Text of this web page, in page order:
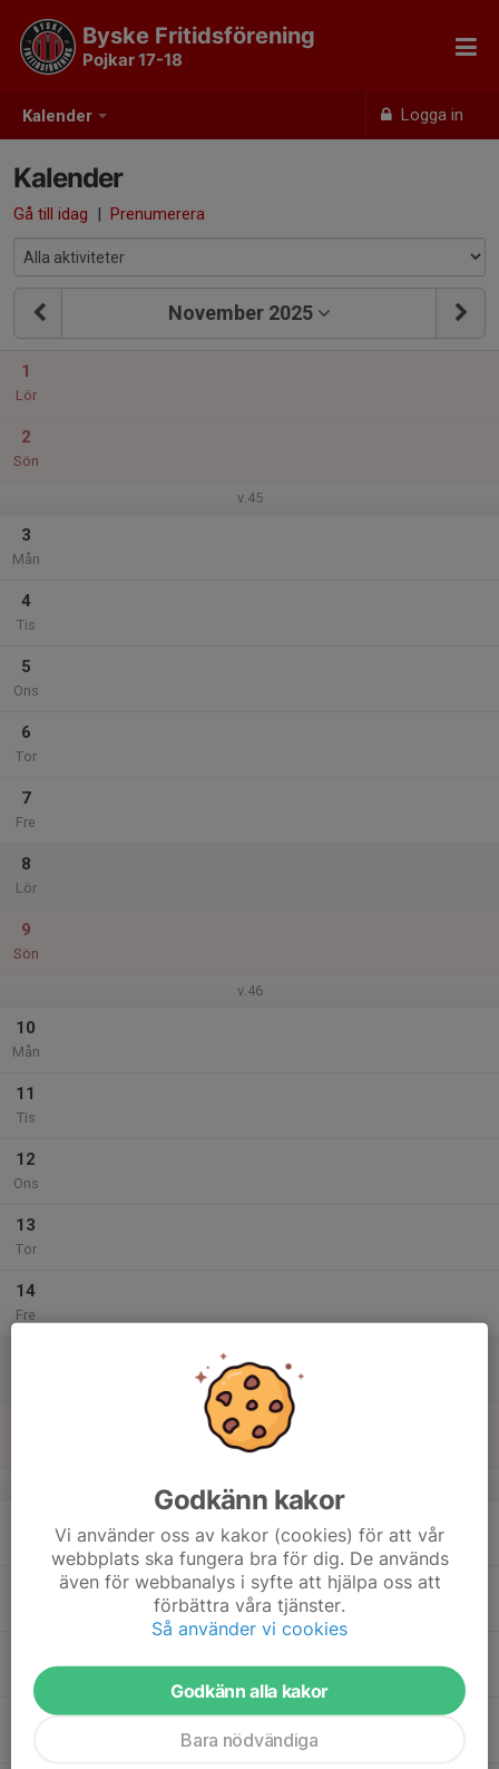
Kalender Logga in
Byske Fritidsförening
Pojkar 17-18
Kalender
Gå till idag | Prenumerera
November 2025
1
Lör
2
Sön
v.45
3
Mån
4
Tis
5
Ons
6
Tor
7
Fre
8
Lör
9
Sön
v.46
10
Mån
11
Tis
12
Ons
13
Tor
14
Fre
Ons
Godkänn kakor
Vi använder oss av kakor (cookies) för att vår
webbplats ska fungera bra för dig. De används
även för webbanalys i syfte att hjälpa oss att
förbättra våra tjänster.
Så använder vi cookies
Godkänn alla kakor
Bara nödvändiga